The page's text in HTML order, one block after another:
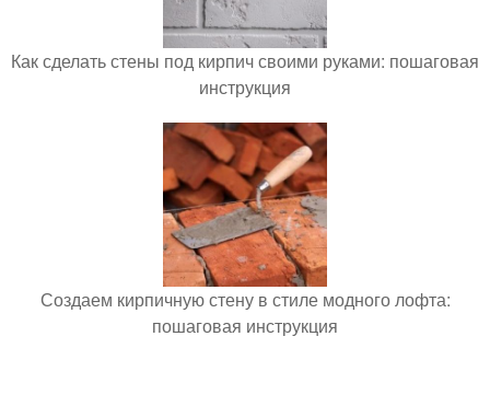
Как сделать стены под кирпич своими руками: пошаговая
инструкция
Создаем кирпичную стену в стиле модного лофта:
пошаговая инструкция